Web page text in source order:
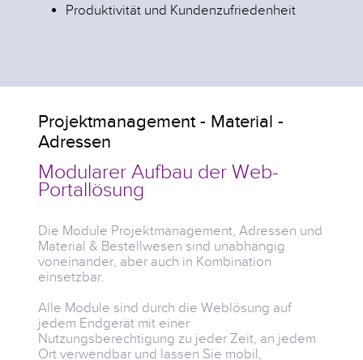
Produktivität und Kundenzufriedenheit
Projektmanagement - Material -
Adressen
Modularer Aufbau der Web-
Portallösung
Die Module Projektmanagement, Adressen und
Material & Bestellwesen sind unabhängig
voneinander, aber auch in Kombination
einsetzbar.
Alle Module sind durch die Weblösung auf
jedem Endgerät mit einer
Nutzungsberechtigung zu jeder Zeit, an jedem
Ort verwendbar und lassen Sie mobil,